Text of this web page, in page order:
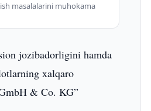
masalalarini muhokama
jozibadorligini hamda
xalqaro
& Co. KG”